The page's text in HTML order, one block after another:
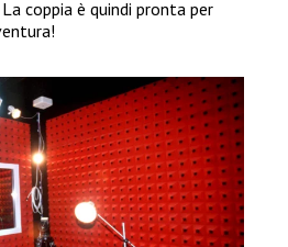
coppia è quindi pronta per